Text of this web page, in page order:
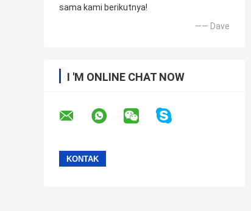
sama kami berikutnya!
—— Dave
I 'M ONLINE CHAT NOW